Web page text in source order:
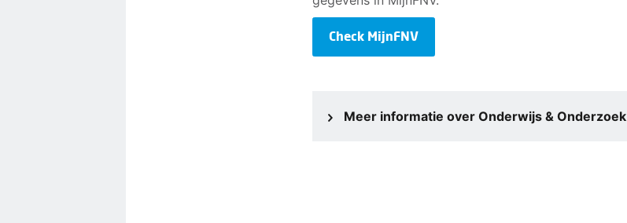
Check MijnFNV
Meer informatie over Onderwijs & Onderzoek